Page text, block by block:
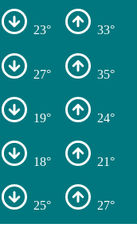
23° 33°
27° 35°
19° 24°
18° 21°
25° 27°